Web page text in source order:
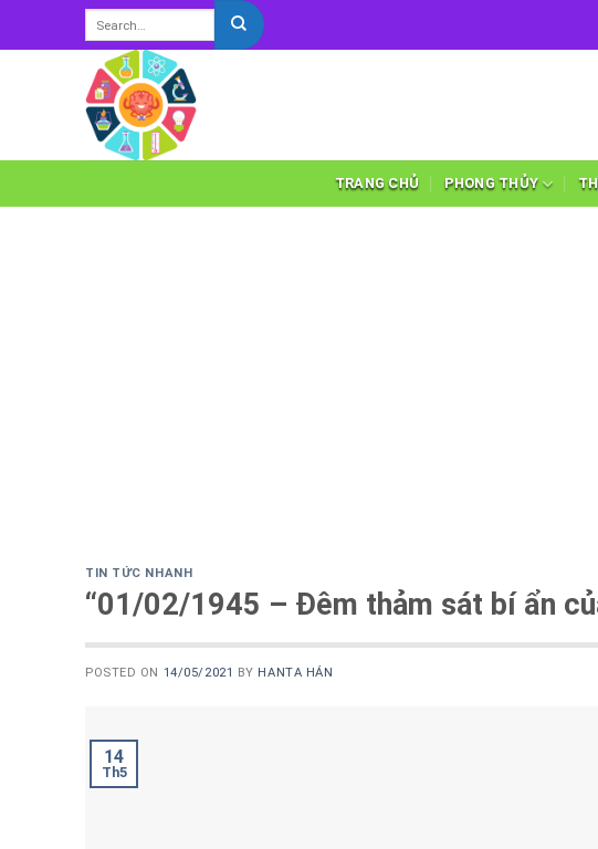
TRANG CHỦ PHONG THỦY
TIN TỨC NHANH
“01/02/1945 – Đêm thảm sát bí ẩn
POSTED ON 14/05/2021 BY HANTA HÁN
14
Th5